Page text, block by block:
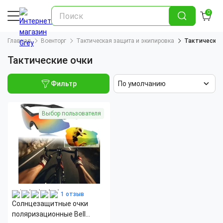
0
Главная Военторг Тактическая защита и экипировка
Тактические очки
Фильтр По умолчанию
Выбор пользователя
1 отзыв
Солнцезащитные очки
поляризационные Bell